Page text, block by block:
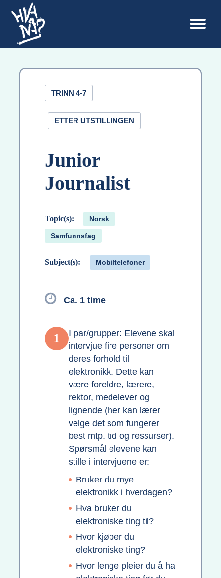
TRINN 4-7
ETTER UTSTILLINGEN
Junior
Journalist
Topic(s): Norsk
Samfunnsfag
Subject(s): Mobiltelefoner
Ca. 1 time
1
I par/grupper: Elevene skal
intervjue fire personer om
deres forhold til
elektronikk. Dette kan
være foreldre, lærere,
rektor, medelever og
lignende (her kan lærer
velge det som fungerer
best mtp. tid og ressurser).
Spørsmål elevene kan
stille i intervjuene er:
Bruker du mye
elektronikk i hverdagen?
Hva bruker du
elektroniske ting til?
Hvor kjøper du
elektroniske ting?
Hvor lenge pleier du å ha